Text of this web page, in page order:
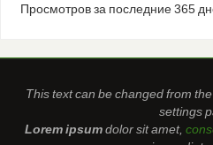
Просмотров за последние 365
This text can be changed from
settings
Lorem ipsumdolor sit amet,